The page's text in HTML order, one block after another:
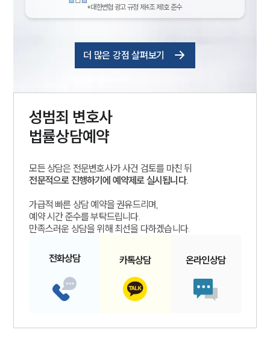
*대한변협 광고 규정 제4조 제1호 준수
더 많은 강점 살펴보기
성범죄 변호사
법률상담예약
모든 상담은 전문변호사가 사건 검토를 마친 뒤
전문적으로 진행하기에 예약제로 실시됩니다.
가급적 빠른 상담 예약을 권유드리며,
예약 시간 준수를 부탁드립니다.
만족스러운 상담을 위해 최선을 다하겠습니다.
전화상담 카톡상담 온라인상담